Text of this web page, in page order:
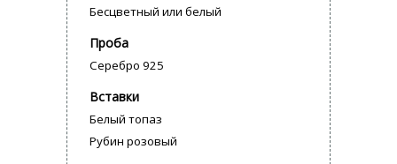
Бесцветный или белый
Проба
Серебро 925
Вставки
Белый топаз
Рубин розовый